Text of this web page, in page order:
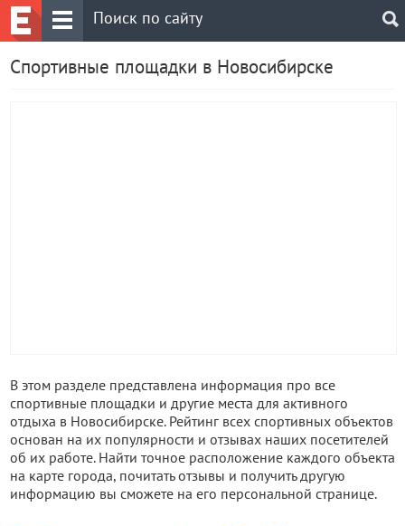
Спортивные площадки в Новосибирске
В этом разделе представлена информация про все
спортивные площадки и другие места для активного
отдыха в Новосибирске. Рейтинг всех спортивных объектов
основан на их популярности и отзывах наших посетителей
об их работе. Найти точное расположение каждого объекта
на карте города, почитать отзывы и получить другую
информацию вы сможете на его персональной странице.